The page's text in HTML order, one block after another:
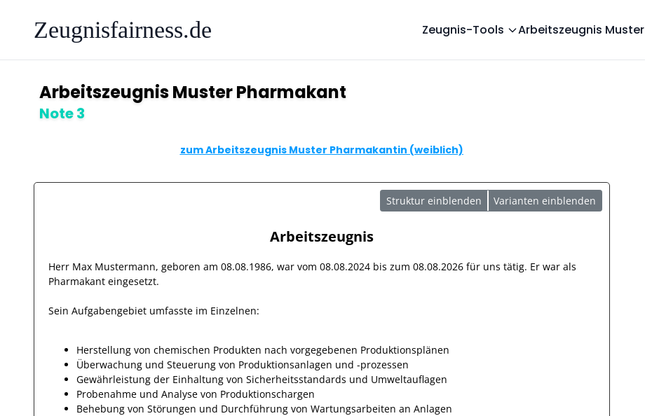
Zeugnisfairness.de Zeugnis-Tools Arbeitszeugnis Muster
Arbeitszeugnis Muster Pharmakant
Note 3
zum Arbeitszeugnis Muster Pharmakantin (weiblich)
Struktur einblenden Varianten einblenden
Arbeitszeugnis
Herr Max Mustermann, geboren am 08.08.1986, war vom 08.08.2024 bis zum 08.08.2026 für uns tätig. Er war als
Pharmakant eingesetzt.
Sein Aufgabengebiet umfasste im Einzelnen:
Herstellung von chemischen Produkten nach vorgegebenen Produktionsplänen
Überwachung und Steuerung von Produktionsanlagen und -prozessen
Gewährleistung der Einhaltung von Sicherheitsstandards und Umweltauflagen
Probenahme und Analyse von Produktionschargen
Behebung von Störungen und Durchführung von Wartungsarbeiten an Anlagen